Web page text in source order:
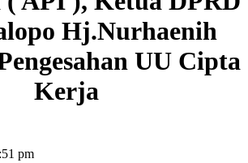
Hj.Nurhaenih
UU Cipta
Kerja
pm